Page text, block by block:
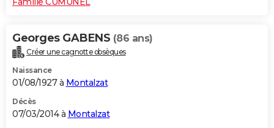
Georges GABENS (86 ans)
Créer une cagnotte obsèques
Naissance
01/08/1927 à Montalzat
Décès
07/03/2014 à Montalzat